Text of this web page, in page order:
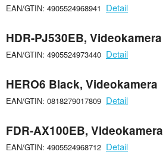
EAN/GTIN: 4905524968941 Detail
HDR-PJ530EB, Videokamera
EAN/GTIN: 4905524973440 Detail
HERO6 Black, Videokamera
EAN/GTIN: 0818279017809 Detail
FDR-AX100EB, Videokamera
EAN/GTIN: 4905524968712 Detail